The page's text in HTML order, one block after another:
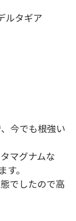
ルタギア
今でも根強い
マグナムな
。
でしたので高